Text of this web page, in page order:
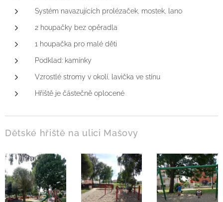
Systém navazujících prolézaček, mostek, lano
2 houpačky bez opěradla
1 houpačka pro malé děti
Podklad: kamínky
Vzrostlé stromy v okolí, lavička ve stínu
Hřiště je částečně oplocené
Dětské hřiště na ulici Mašovy